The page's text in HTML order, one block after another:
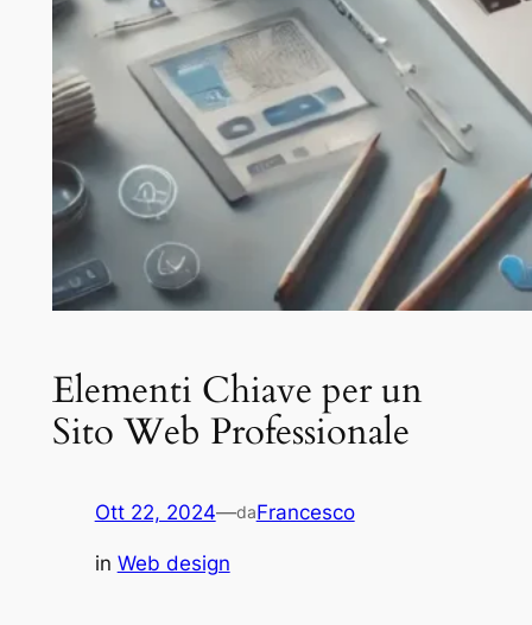
Elementi Chiave per un
Sito Web Professionale
Ott 22, 2024—daFrancesco
in Web design